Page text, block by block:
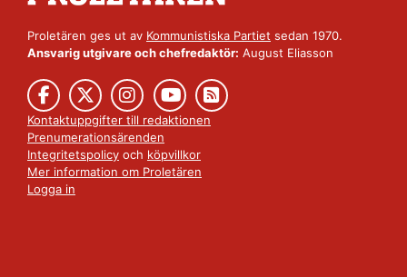
Proletären ges ut av Kommunistiska Partiet sedan 1970.
Ansvarig utgivare och chefredaktör: August Eliasson
Kontaktuppgifter till redaktionen
Prenumerationsärenden
Integritetspolicy och köpvillkor
Mer information om Proletären
Logga in